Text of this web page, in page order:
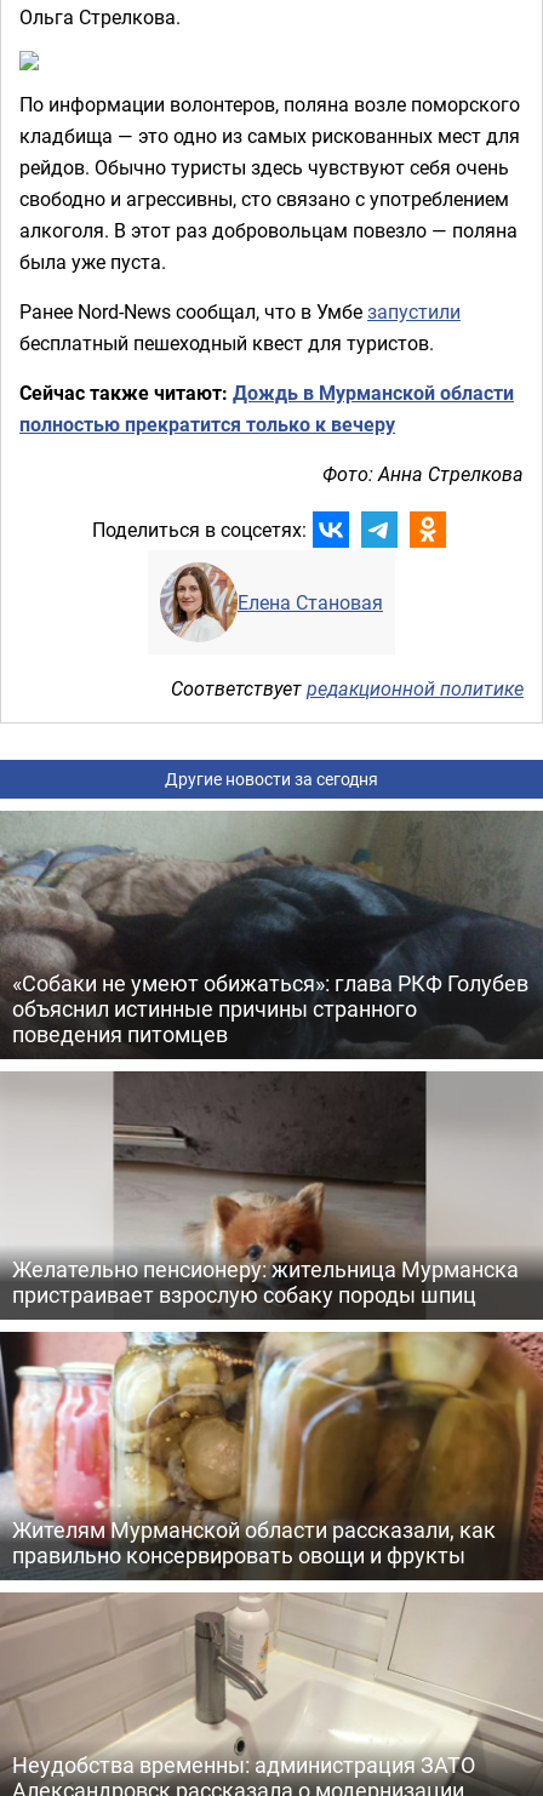
Ольга Стрелкова.
По информации волонтеров, поляна возле поморского
кладбища — это одно из самых рискованных мест для
рейдов. Обычно туристы здесь чувствуют себя очень
свободно и агрессивны, сто связано с употреблением
алкоголя. В этот раз добровольцам повезло — поляна
была уже пуста.
Ранее Nord-News сообщал, что в Умбезапустили
бесплатный пешеходный квест для туристов.
Сейчас также читают: Дождь в Мурманской области
полностью прекратится только к вечеру
Фото: Анна Стрелкова
Поделиться в соцсетях:
Елена Становая
Соответствуетредакционной политике
Другие новости за сегодня
«Собаки не умеют обижаться»: глава РКФ Голубев
объяснил истинные причины странного
поведения питомцев
Желательно пенсионеру: жительница Мурманска
пристраивает взрослую собаку породы шпиц
Жителям Мурманской области рассказали, как
правильно консервировать овощи и фрукты
Неудобства временны: администрация ЗАТО
Александровск рассказала о модернизации